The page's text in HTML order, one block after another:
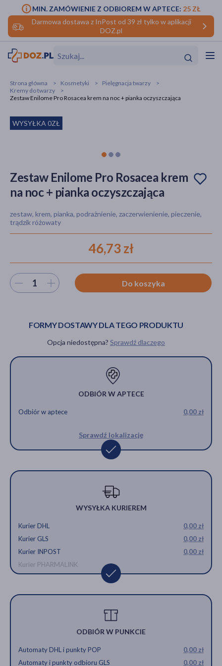
Darmowa dostawa z InPost od 39 zł tylko w aplikacji
DOZ.pl
MIN. ZAMÓWIENIE Z ODBIOREM W APTECE: 25 ZŁ
Hit
makijażu
Strona główna Kosmetyki
Pielęgnacja twarzy
Kremy do twarzy
Zestaw Enilome Pro Rosacea krem na noc + pianka oczyszczająca
WYSYŁKA 0ZŁ
Zestaw Enilome Pro Rosacea krem
na noc + pianka oczyszczająca
zestaw, krem, pianka, podrażnienie, zaczerwienienie, pieczenie,
trądzik różowaty
46,73 zł
Wybierz ilość Do koszyka
FORMY DOSTAWY DLA TEGO PRODUKTU
Opcja niedostępna? Sprawdź dlaczego
ODBIÓR W APTECE
Odbiór w aptece 0,00 zł
Sprawdź lokalizację
WYSYŁKA KURIEREM
Kurier DHL
0,00 zł
Kurier GLS
0,00 zł
Kurier INPOST
0,00 zł
Kurier PHARMALINK
ODBIÓR W PUNKCIE
Automaty DHL i punkty POP
0,00 zł
Automaty i punkty odbioru GLS
0,00 zł